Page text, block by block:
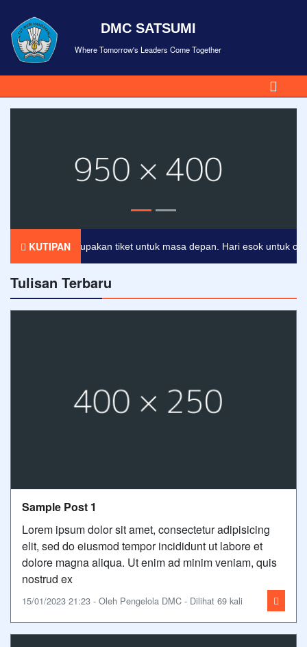
DMC SATSUMI
Where Tomorrow's Leaders Come Together
KUTIPAN
merupakan tiket untuk masa depan. Hari esok untuk
Tulisan Terbaru
Sample Post 1
Lorem ipsum dolor sit amet, consectetur adipisicing
elit, sed do eiusmod tempor incididunt ut labore et
dolore magna aliqua. Ut enim ad minim veniam, quis
nostrud ex
15/01/2023 21:23 - Oleh Pengelola DMC - Dilihat 69 kali